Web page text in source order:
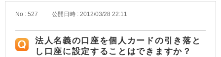
No : 527 公開日時 : 2012/03/28 22:11
法人名義の口座を個人カードの引き落と
し口座に設定することはできますか？